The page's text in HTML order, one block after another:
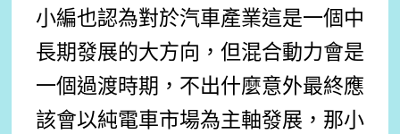
小編也認為對於汽車產業這是一個中
長期發展的大方向，但混合動力會是
一個過渡時期，不出什麼意外最終應
該會以純電車市場為主軸發展，那小